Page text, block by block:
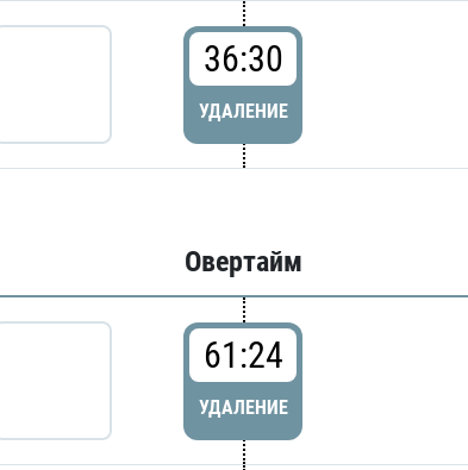
36:30
УДАЛЕНИЕ
Овертайм
61:24
УДАЛЕНИЕ